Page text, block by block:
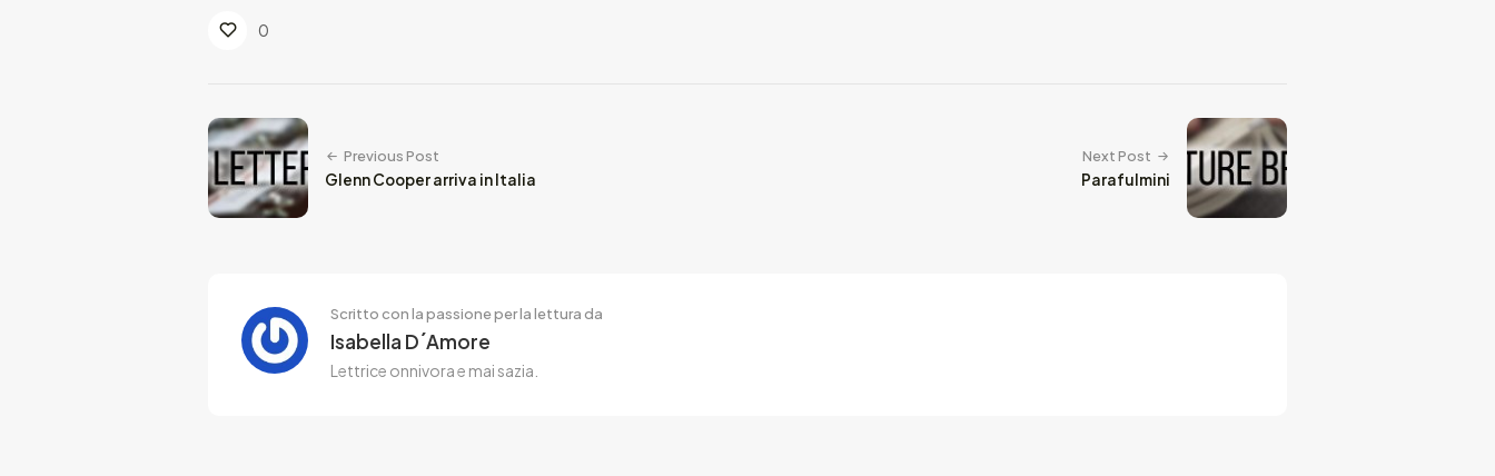
0
Previous Post
Glenn Cooper arriva in Italia
Next Post
Parafulmini
Scritto con la passione per la lettura da
Isabella D´Amore
Lettrice onnivora e mai sazia.